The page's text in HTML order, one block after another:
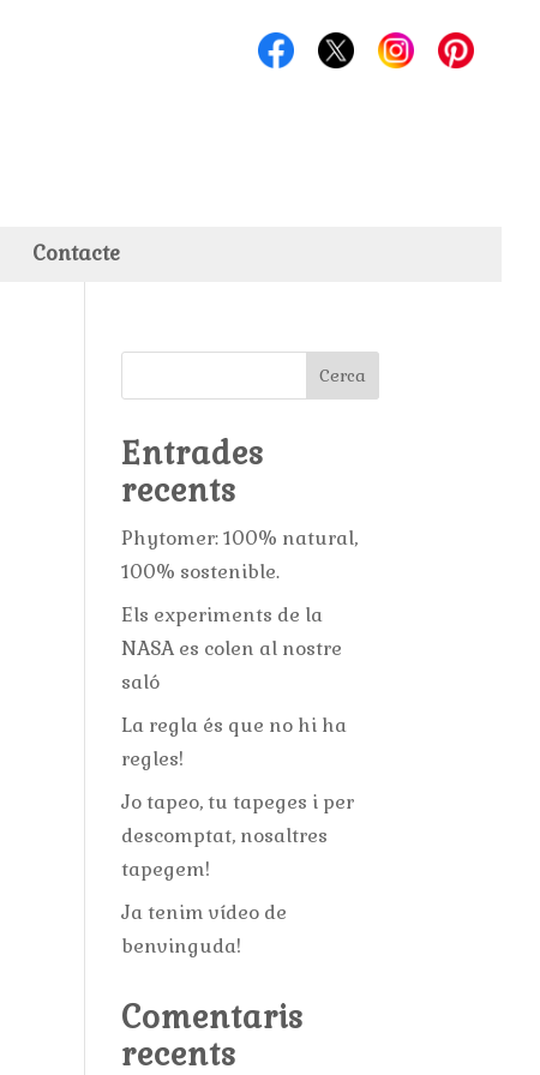
Contacte
Cerca
Entrades
recents
Phytomer: 100% natural,
100% sostenible.
Els experiments de la
NASA es colen al nostre
saló
La regla és que no hi ha
regles!
Jo tapeo, tu tapeges i per
descomptat, nosaltres
tapegem!
Ja tenim vídeo de
benvinguda!
Comentaris
recents